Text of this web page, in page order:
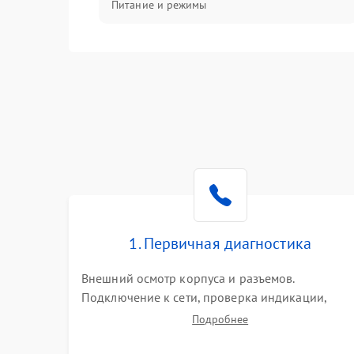
Питание и режимы
1. Первичная диагностика
Внешний осмотр корпуса и разъемов.
Подключение к сети, проверка индикации,
звуковых сигналов и кодов ошибок. Измерение
Подробнее